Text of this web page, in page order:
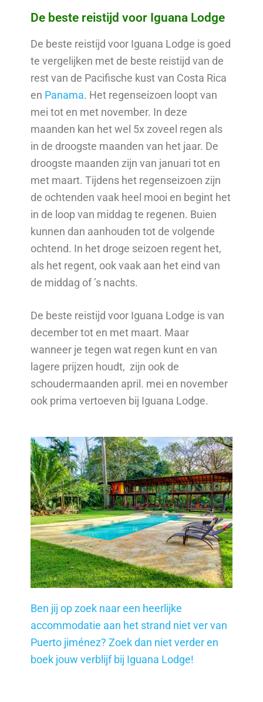
De beste reistijd voor Iguana Lodge
De beste reistijd voor Iguana Lodge is goed
te vergelijken met de beste reistijd van de
rest van de Pacifische kust van Costa Rica
en Panama. Het regenseizoen loopt van
mei tot en met november. In deze
maanden kan het wel 5x zoveel regen als
in de droogste maanden van het jaar. De
droogste maanden zijn van januari tot en
met maart. Tijdens het regenseizoen zijn
de ochtenden vaak heel mooi en begint het
in de loop van middag te regenen. Buien
kunnen dan aanhouden tot de volgende
ochtend. In het droge seizoen regent het,
als het regent, ook vaak aan het eind van
de middag of ’s nachts.
De beste reistijd voor Iguana Lodge is van
december tot en met maart. Maar
wanneer je tegen wat regen kunt en van
lagere prijzen houdt, zijn ook de
schoudermaanden april. mei en november
ook prima vertoeven bij Iguana Lodge.
Ben jij op zoek naar een heerlijke
accommodatie aan het strand niet ver van
Puerto jiménez? Zoek dan niet verder en
boek jouw verblijf bij Iguana Lodge!